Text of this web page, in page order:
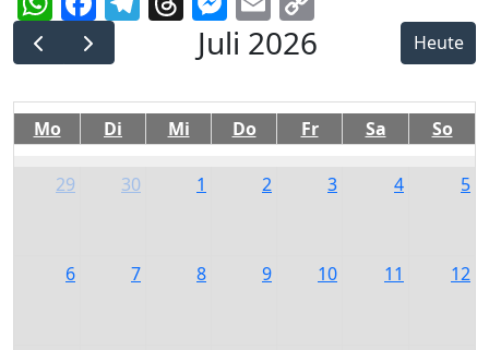
Link
Juli 2026 Heute
Mo Di Mi Do Fr Sa So
29 30 1 2 3 4 5
6 7 8 9 10 11 12